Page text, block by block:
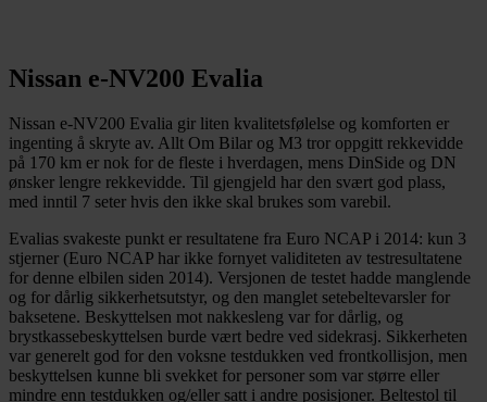
Nissan e-NV200 Evalia
Nissan e-NV200 Evalia gir liten kvalitetsfølelse og komforten er
ingenting å skryte av. Allt Om Bilar og M3 tror oppgitt rekkevidde
på 170 km er nok for de fleste i hverdagen, mens DinSide og DN
ønsker lengre rekkevidde. Til gjengjeld har den svært god plass,
med inntil 7 seter hvis den ikke skal brukes som varebil.
Evalias svakeste punkt er resultatene fra Euro NCAP i 2014: kun 3
stjerner (Euro NCAP har ikke fornyet validiteten av testresultatene
for denne elbilen siden 2014). Versjonen de testet hadde manglende
og for dårlig sikkerhetsutstyr, og den manglet setebeltevarsler for
baksetene. Beskyttelsen mot nakkesleng var for dårlig, og
brystkassebeskyttelsen burde vært bedre ved sidekrasj. Sikkerheten
var generelt god for den voksne testdukken ved frontkollisjon, men
beskyttelsen kunne bli svekket for personer som var større eller
mindre enn testdukken og/eller satt i andre posisjoner. Beltestol til